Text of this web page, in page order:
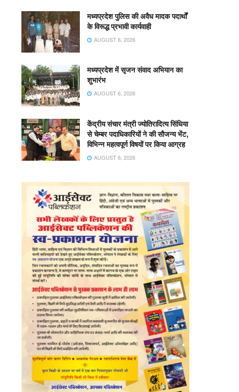
मध्यप्रदेश पुलिस की अवैध मादक पदार्थों
के विरूद्ध प्रभावी कार्यवाही
AUGUST 6, 2026
मध्यप्रदेश में सृजन संवाद अभियान का
शुभारंभ
AUGUST 6, 2026
केंद्रीय संचार मंत्री ज्योतिरादित्य सिंधिया
से चेम्बर पदाधिकारियों ने की सौजन्य भेंट,
विभिन्न महत्वपूर्ण विषयों पर किया आग्रह
AUGUST 6, 2026